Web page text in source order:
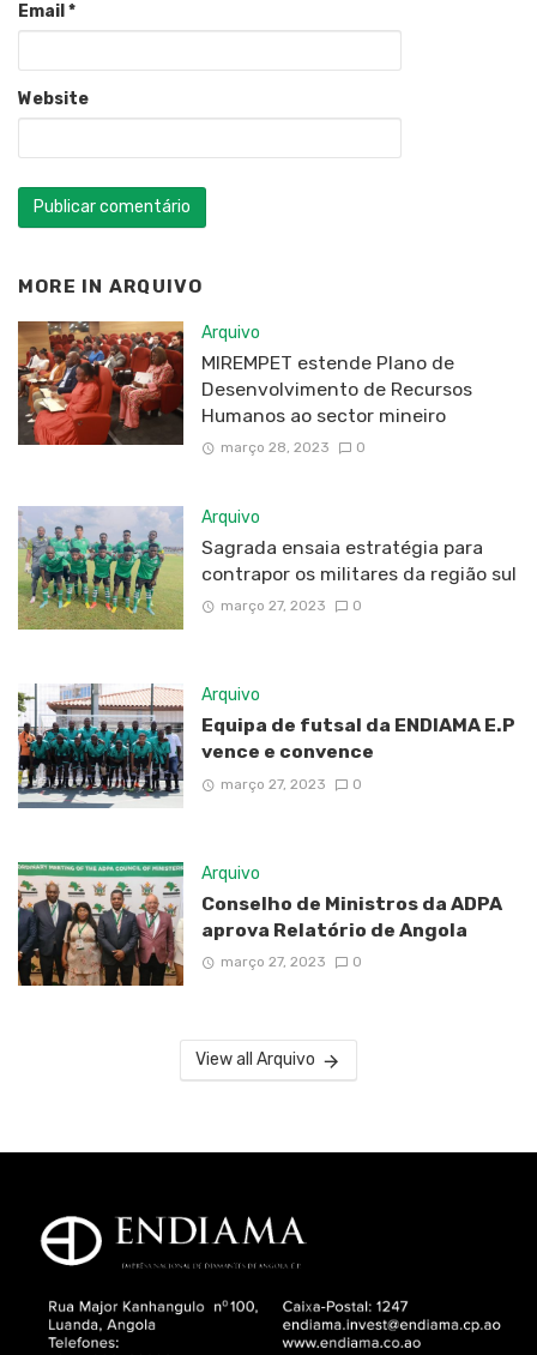
Email *
Website
MORE IN ARQUIVO
Arquivo
MIREMPET estende Plano de
Desenvolvimento de Recursos
Humanos ao sector mineiro
março 28, 2023 0
Arquivo
Sagrada ensaia estratégia para
contrapor os militares da região sul
março 27, 2023 0
Arquivo
Equipa de futsal da ENDIAMA E.P
vence e convence
março 27, 2023 0
Arquivo
Conselho de Ministros da ADPA
aprova Relatório de Angola
março 27, 2023 0
View all Arquivo